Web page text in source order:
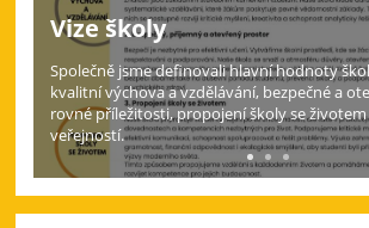
Aktuální informace pro
žáky
Snažíme se na této stránce poskytovat co
informace. Pro více informací si prosím
Novinky.